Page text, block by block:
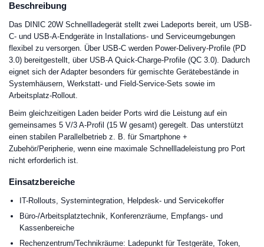
Beschreibung
Das DINIC 20W Schnellladegerät stellt zwei Ladeports bereit, um USB-
C- und USB-A-Endgeräte in Installations- und Serviceumgebungen
flexibel zu versorgen. Über USB-C werden Power-Delivery-Profile (PD
3.0) bereitgestellt, über USB-A Quick-Charge-Profile (QC 3.0). Dadurch
eignet sich der Adapter besonders für gemischte Gerätebestände in
Systemhäusern, Werkstatt- und Field-Service-Sets sowie im
Arbeitsplatz-Rollout.
Beim gleichzeitigen Laden beider Ports wird die Leistung auf ein
gemeinsames 5 V/3 A-Profil (15 W gesamt) geregelt. Das unterstützt
einen stabilen Parallelbetrieb z. B. für Smartphone +
Zubehör/Peripherie, wenn eine maximale Schnellladeleistung pro Port
nicht erforderlich ist.
Einsatzbereiche
IT-Rollouts, Systemintegration, Helpdesk- und Servicekoffer
Büro-/Arbeitsplatztechnik, Konferenzräume, Empfangs- und
Kassenbereiche
Rechenzentrum/Technikräume: Ladepunkt für Testgeräte, Token,